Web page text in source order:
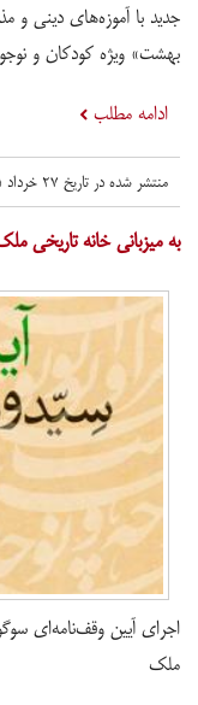
بهشت» ویژه کودکان و
ادامه مطلب
منتشر شده در تاریخ ۲۷ خرداد ۱۴۰۵ در
به میزبانی خانه تاریخی
اجرای آیین وقف‌نامه‌ای
ملک